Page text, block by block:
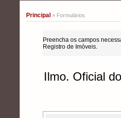
Principal » Formulários
Preencha os campos
Registro de Imóveis.
Ilmo. Oficial